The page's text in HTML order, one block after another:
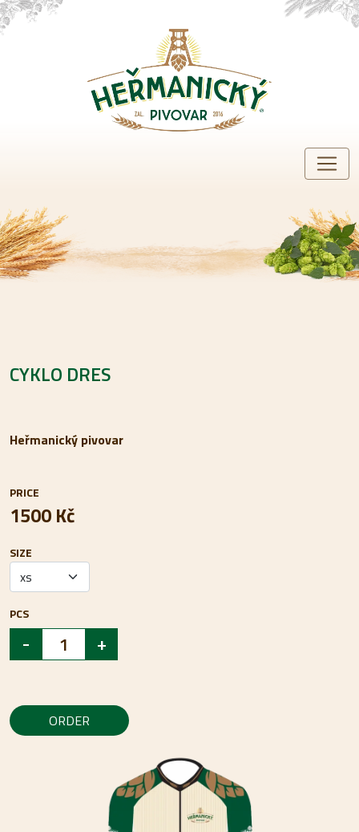
CYKLO DRES
Heřmanický pivovar
PRICE
1500 Kč
SIZE
PCS
- +